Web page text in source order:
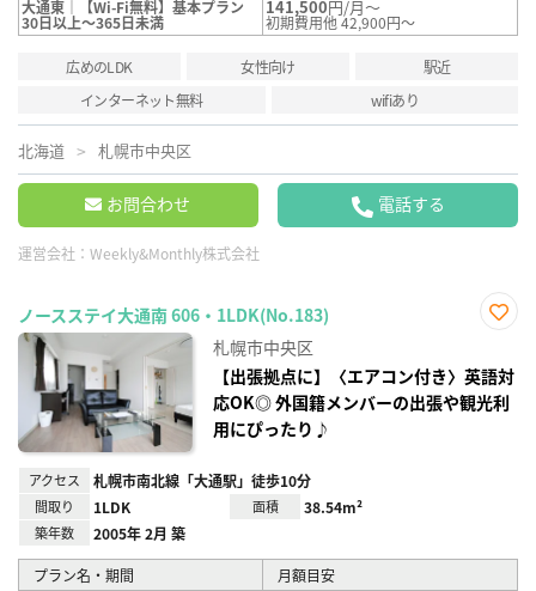
大通東｜【Wi-Fi無料】基本プラン
30日以上～365日未満
141,500円/月～
初期費用他 42,900円～
広めのLDK 女性向け
駅近
インターネット無料
wifiあり
北海道 札幌市中央区
お問合わせ 電話する
運営会社： Weekly&Monthly株式会社
ノースステイ大通南 606・1LDK(No.183)
り登
録
札幌市中央区
【出張拠点に】〈エアコン付き〉英語対
応OK◎ 外国籍メンバーの出張や観光利
用にぴったり♪
アクセス 札幌市南北線「大通駅」徒歩10分
間取り 1LDK 面積 38.54m²
築年数 2005年 2月 築
プラン名・期間 月額目安